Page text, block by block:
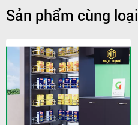
Sản phẩm cùng loại